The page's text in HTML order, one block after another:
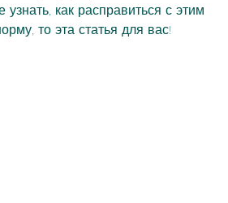
как расправиться с этим
то эта статья для вас!